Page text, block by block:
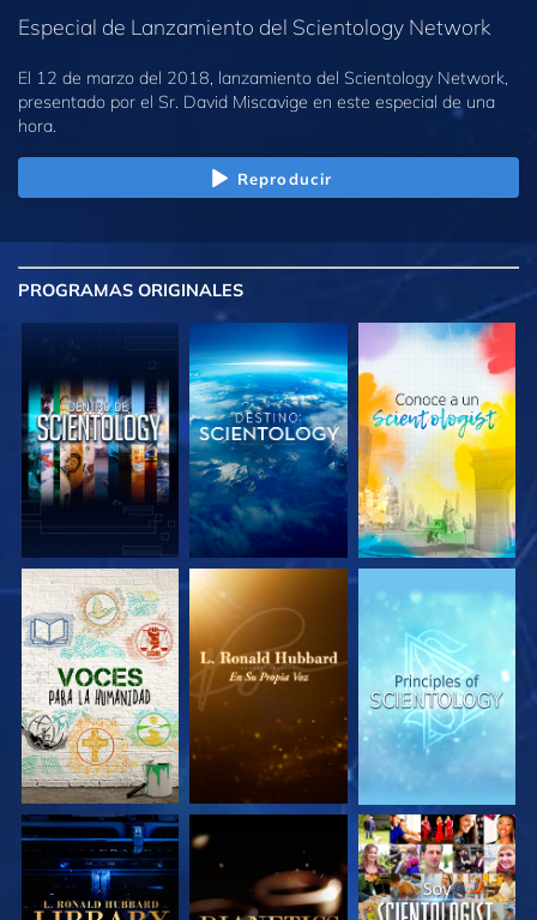
Especial de Lanzamiento del Scientology Network
El 12 de marzo del 2018, lanzamiento del Scientology Network,
presentado por el Sr. David Miscavige en este especial de una
hora.
Reproducir
PROGRAMAS ORIGINALES
EXPLORA LAS
SERIES
EXPLORA LAS
SERIES
EXPLORA LAS
SERIES
EXPLORA LAS
SERIES
EXPLORA LAS
SERIES
VE